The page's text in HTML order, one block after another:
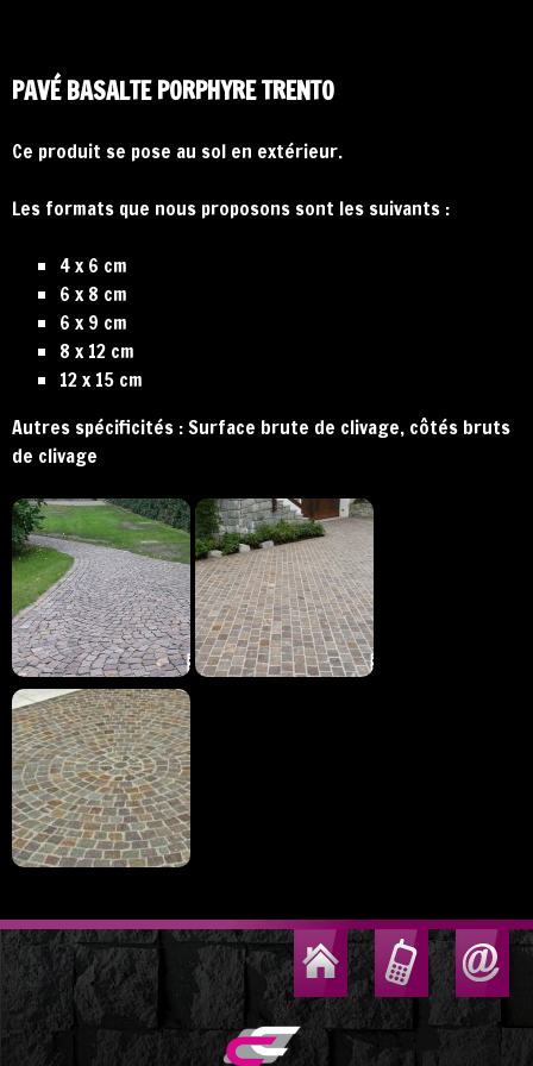
PAVÉ BASALTE PORPHYRE TRENTO
Ce produit se pose au sol en extérieur.
Les formats que nous proposons sont les suivants :
4 x 6 cm
6 x 8 cm
6 x 9 cm
8 x 12 cm
12 x 15 cm
Autres spécificités : Surface brute de clivage, côtés bruts
de clivage